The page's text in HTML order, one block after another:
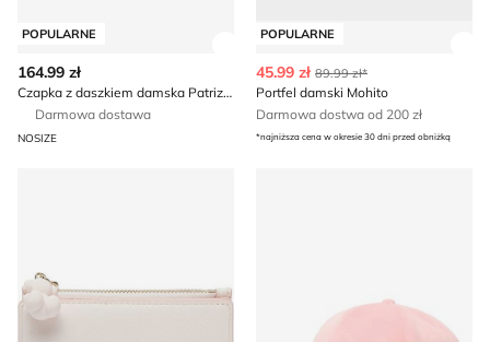
POPULARNE
164.99 zł
Czapka z daszkiem damska Patrizia Pepe
Darmowa dostawa
NOSIZE
POPULARNE
45.99 zł 89.99 zł*
Portfel damski Mohito
Darmowa dostwa od 200 zł
*najniższa cena w okresie 30 dni przed obniżką